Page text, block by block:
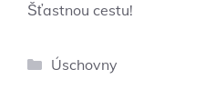
Šťastnou cestu!
Rubriky
Úschovny